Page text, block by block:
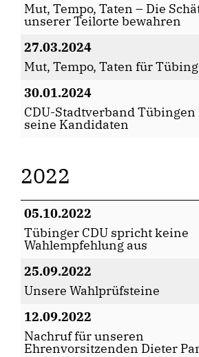
Mut, Tempo, Taten – Die
unserer Teilorte bewahren
27.03.2024
Mut, Tempo, Taten für
30.01.2024
CDU-Stadtverband
seine Kandidaten
2022
05.10.2022
Tübinger CDU spricht keine
Wahlempfehlung aus
25.09.2022
Unsere Wahlprüfsteine
12.09.2022
Nachruf für unseren
Ehrenvorsitzenden Dieter